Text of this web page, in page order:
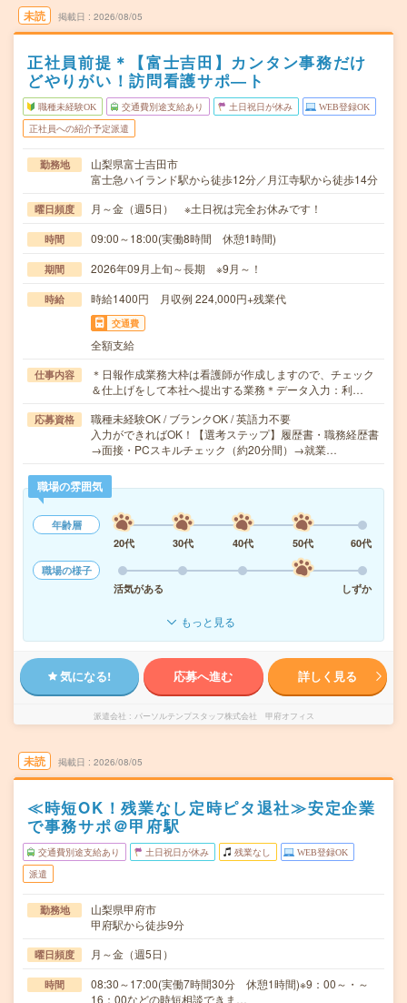
未読 掲載日 2026/08/05
正社員前提＊【富士吉田】カンタン事務だけ
どやりがい！訪問看護サポ―ト
職種未経験OK 交通費別途支給あり 土日祝日が休み WEB登録OK
正社員への紹介予定派遣
勤務地
山梨県富士吉田市
富士急ハイランド駅から徒歩12分／月江寺駅から徒歩14分
曜日頻度 月～金（週5日） ※土日祝は完全お休みです！
時間 09:00～18:00(実働8時間 休憩1時間)
期間 2026年09月上旬～長期 ※9月～！
時給 時給1400円 月収例 224,000円+残業代
交通費
全額支給
仕事内容
＊日報作成業務大枠は看護師が作成しますので、チェック
＆仕上げをして本社へ提出する業務＊データ入力：利…
応募資格
職種未経験OK / ブランクOK / 英語力不要
入力ができればOK！【選考ステップ】履歴書・職務経歴書
→面接・PCスキルチェック（約20分間）→就業…
職場の雰囲気
年齢層
20代
30代 40代 50代
60代
職場の様子
活気がある
しずか
もっと見る
気になる! 応募へ進む 詳しく見る
派遣会社 パーソルテンプスタッフ株式会社 甲府オフィス
未読 掲載日 2026/08/05
≪時短OK！残業なし定時ピタ退社≫安定企業
で事務サポ＠甲府駅
交通費別途支給あり 土日祝日が休み 残業なし WEB登録OK
派遣
勤務地
山梨県甲府市
甲府駅から徒歩9分
曜日頻度 月～金（週5日）
時間
08:30～17:00(実働7時間30分 休憩1時間)※9：00～・～
16：00などの時短相談できま…